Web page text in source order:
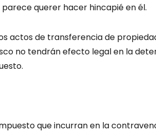
parece querer hacer hincapié en él.
actos de transferencia de
no tendrán efecto legal en la
que incurran en la